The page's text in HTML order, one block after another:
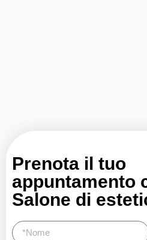
Prenota il tuo
appuntamento
Salone di